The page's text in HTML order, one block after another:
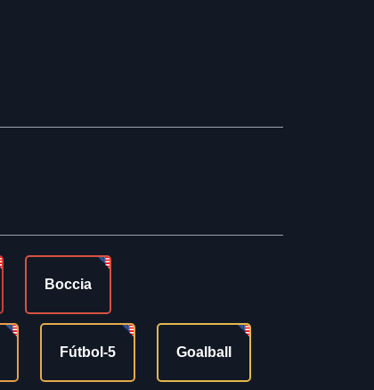
Boccia
Fútbol-5 Goalball